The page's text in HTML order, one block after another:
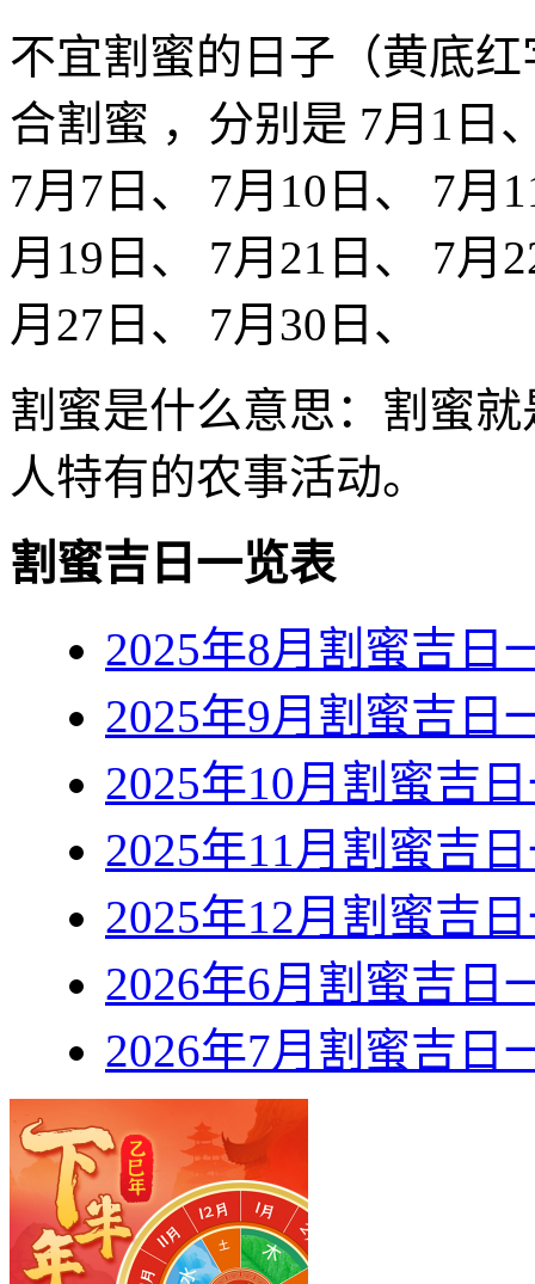
不宜割蜜的日子（黄底红
合割蜜 ，分别是 7月1日
7月7日、 7月10日、 7月
月19日、 7月21日、 7月
月27日、 7月30日、
割蜜是什么意思：割蜜
人特有的农事活动。
割蜜吉日一览表
2025年8月割蜜吉日
2025年9月割蜜吉日
2025年10月割蜜吉
2025年11月割蜜吉
2025年12月割蜜吉
2026年6月割蜜吉日
2026年7月割蜜吉日